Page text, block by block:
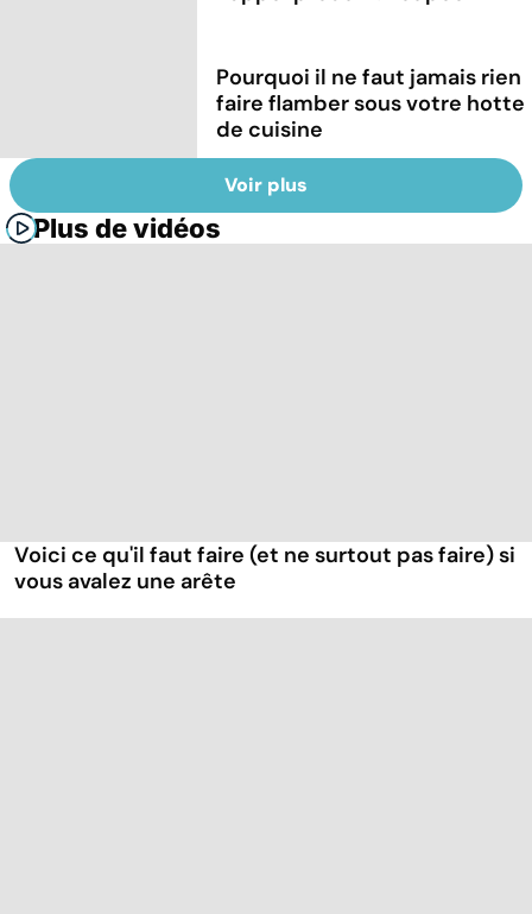
Pourquoi il ne faut jamais rien
faire flamber sous votre hotte
de cuisine
Voir plus
Plus de vidéos
Voici ce qu'il faut faire (et ne surtout pas faire) si
vous avalez une arête